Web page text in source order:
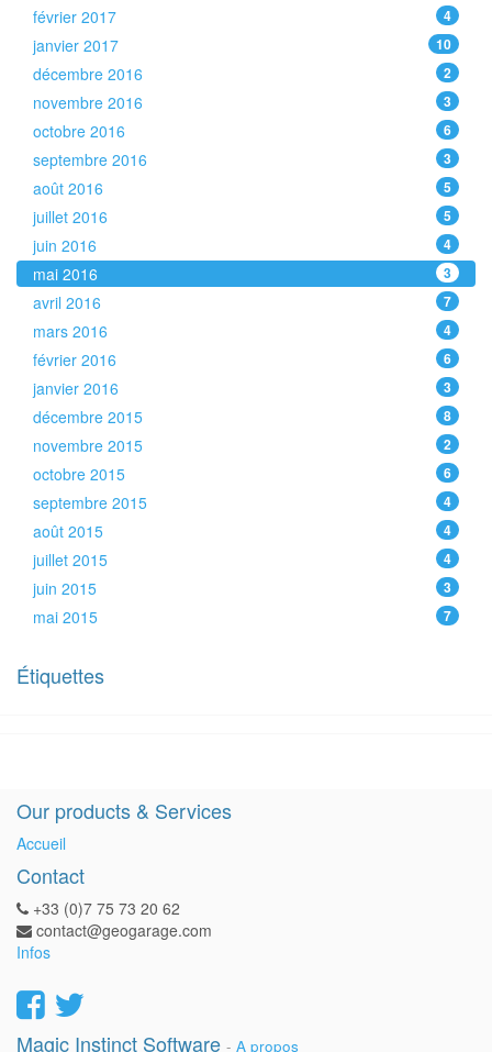
février 2017 4
janvier 2017 10
décembre 2016 2
novembre 2016 3
octobre 2016 6
septembre 2016 3
août 2016 5
juillet 2016 5
juin 2016 4
mai 2016 3
avril 2016 7
mars 2016 4
février 2016 6
janvier 2016 3
décembre 2015 8
novembre 2015 2
octobre 2015 6
septembre 2015 4
août 2015 4
juillet 2015 4
juin 2015 3
mai 2015 7
Étiquettes
Our products & Services
Accueil
Contact
+33 (0)7 75 73 20 62
contact@geogarage.com
Infos
Magic Instinct Software - A propos